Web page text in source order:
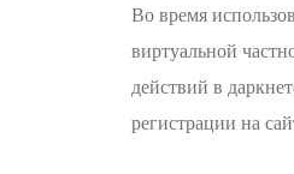
Во время
виртуальной
действий в
регистрации на